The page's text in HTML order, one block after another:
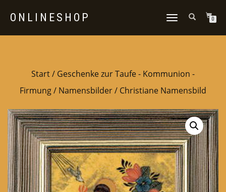
ONLINESHOP
NAVIGATION
0
Start/ Geschenke zur Taufe - Kommunion -
Firmung/ Namensbilder/ Christiane Namensbild